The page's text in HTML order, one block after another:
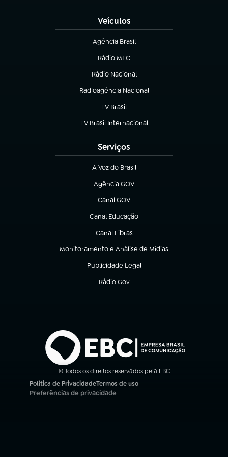
Veículos
Agência Brasil
(abre em nova aba)
Rádio MEC
Rádio Nacional
(abre em nova aba)
Radioagência Nacional
(abre em nova aba)
TV Brasil
(abre em nova aba)
TV Brasil Internacional
(abre em nova aba)
Serviços
A Voz do Brasil
(abre em nova aba)
Agência GOV
(abre em nova aba)
Canal GOV
(abre em nova aba)
Canal Educação
(abre em nova aba)
Canal Libras
(abre em nova aba)
Monitoramento e Análise de Mídias
(abre em nova aba)
Publicidade Legal
(abre em nova aba)
Rádio Gov
(abre em nova aba)
© Todos os direitos reservados pela EBC
Política de Privacidade
(abre em nova aba)
Termos de uso
(abre em nova aba)
Preferências de privacidade